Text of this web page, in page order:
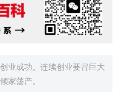
业成功。连续创业要冒巨大
家荡产。